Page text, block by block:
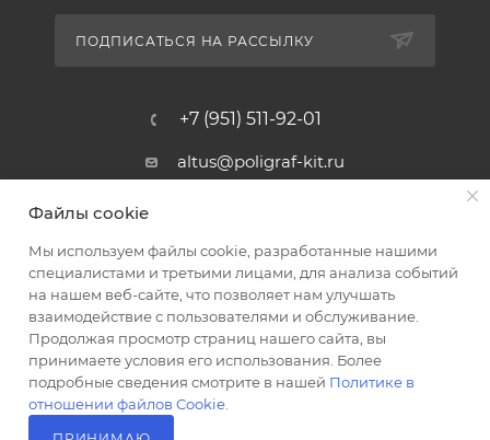
ПОДПИСАТЬСЯ НА РАССЫЛКУ
+7 (951) 511-92-01
altus@poligraf-kit.ru
Магазин-склад ТЦ "Альтус"
пос. Янтарный, Малое Зеленое
Кольцо, 3, ТЦ "Альтус" 1 этаж
Показать на карте
Файлы cookie
Мы используем файлы cookie, разработанные нашими
специалистами и третьими лицами, для анализа событий
на нашем веб-сайте, что позволяет нам улучшать
взаимодействие с пользователями и обслуживание.
Продолжая просмотр страниц нашего сайта, вы
принимаете условия его использования. Более
подробные сведения смотрите в нашей Политике в
отношении файлов Cookie